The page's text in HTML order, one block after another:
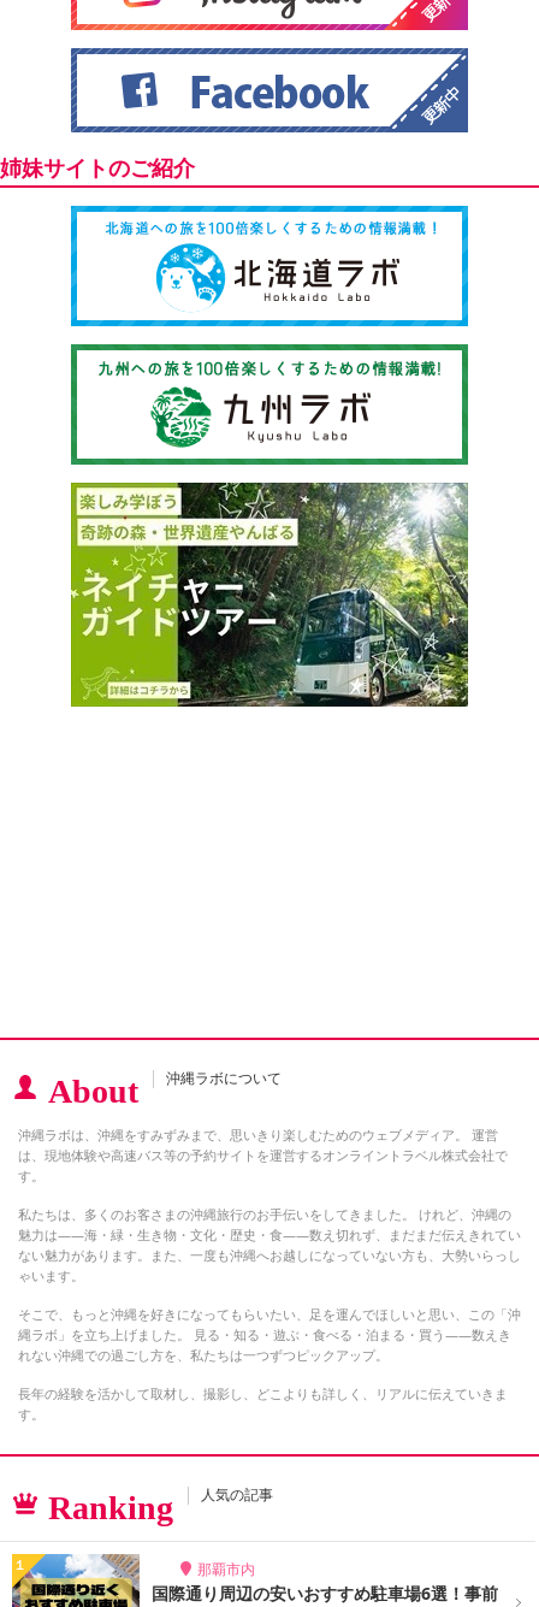
姉妹サイトのご紹介
About 沖縄ラボについて
沖縄ラボは、沖縄をすみずみまで、思いきり楽しむためのウェブメディア。 運営
は、現地体験や高速バス等の予約サイトを運営するオンライントラベル株式会社で
す。
私たちは、多くのお客さまの沖縄旅行のお手伝いをしてきました。 けれど、沖縄の
魅力は――海・緑・生き物・文化・歴史・食――数え切れず、まだまだ伝えきれてい
ない魅力があります。また、一度も沖縄へお越しになっていない方も、大勢いらっし
ゃいます。
そこで、もっと沖縄を好きになってもらいたい、足を運んでほしいと思い、この「沖
縄ラボ」を立ち上げました。 見る・知る・遊ぶ・食べる・泊まる・買う――数えき
れない沖縄での過ごし方を、私たちは一つずつピックアップ。
長年の経験を活かして取材し、撮影し、どこよりも詳しく、リアルに伝えていきま
す。
Ranking 人気の記事
那覇市内
国際通り周辺の安いおすすめ駐車場6選！事前